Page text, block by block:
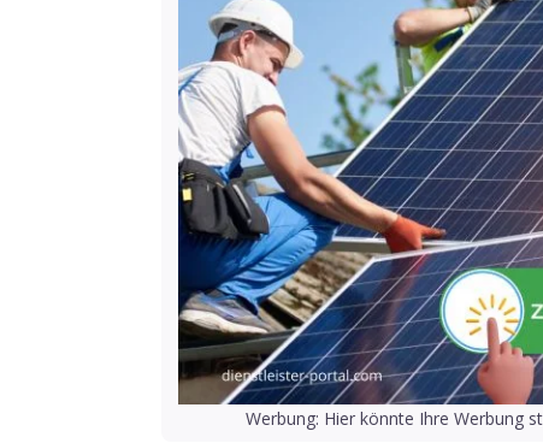
Werbung: Hier könnte Ihre Werbung